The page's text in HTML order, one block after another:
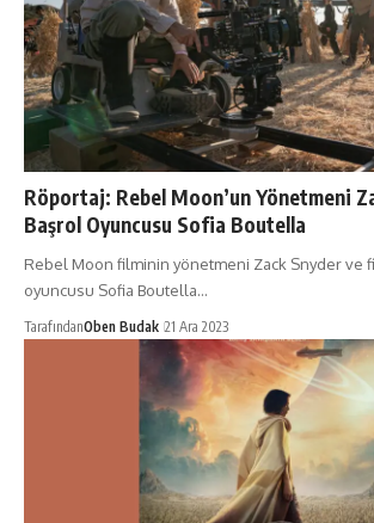
Röportaj: Rebel Moon’un Yönetmeni
Başrol Oyuncusu Sofia Boutella
Rebel Moon filminin yönetmeni Zack Snyder ve
oyuncusu Sofia Boutella…
TarafındanOben Budak 21 Ara 2023